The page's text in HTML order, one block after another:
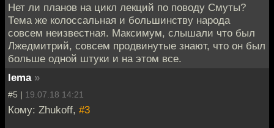
Нет ли планов на цикл лекций по поводу Смуты?
Тема же колоссальная и большинству народа
совсем неизвестная. Максимум, слышали что был
Лжедмитрий, совсем продвинутые знают, что он был
больше одной штуки и на этом все.
lema »
#5 | 19.07.18 14:21
Кому: Zhukoff, #3